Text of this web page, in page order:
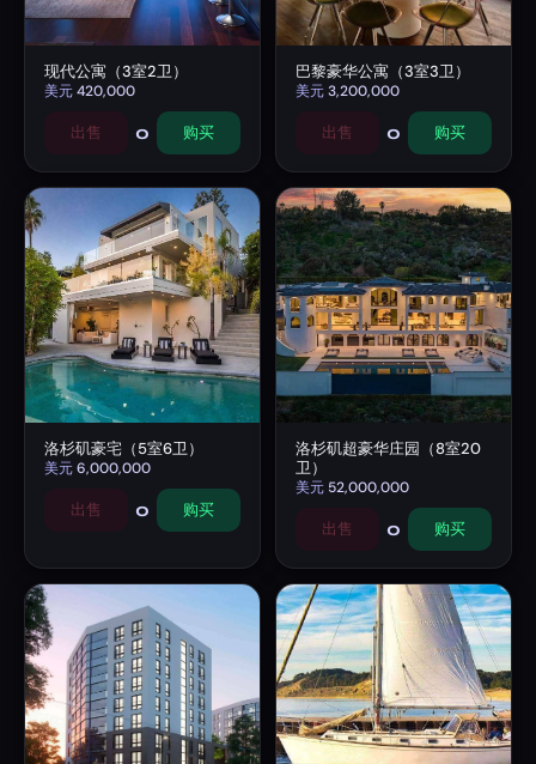
现代公寓（3室2卫）
美元420,000
出售 0 购买
巴黎豪华公寓（3室3卫）
美元3,200,000
出售 0 购买
洛杉矶豪宅（5室6卫）
美元6,000,000
出售 0 购买
洛杉矶超豪华庄园（8室20
卫）
美元 52,000,000
出售 0 购买